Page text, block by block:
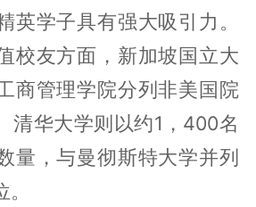
英学子具有强大吸引力。
校友方面，新加坡国立大
商管理学院分列非美国院
清华大学则以约1，400名
量，与曼彻斯特大学并列